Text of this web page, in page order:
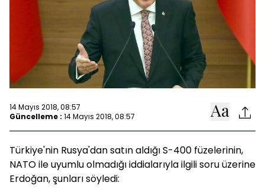
14 Mayıs 2018, 08:57
Güncelleme : 14 Mayıs 2018, 08:57
Türkiye'nin Rusya'dan satın aldığı S-400 füzelerinin,
NATO ile uyumlu olmadığı iddialarıyla ilgili soru üzerine
Erdoğan, şunları söyledi: